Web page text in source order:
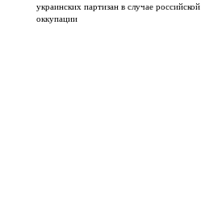
украинских партизан в случае российской
оккупации